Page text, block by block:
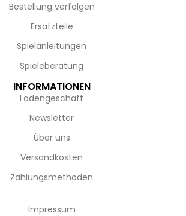
Bestellung verfolgen
Ersatzteile
Spielanleitungen
Spieleberatung
INFORMATIONEN
Ladengeschäft
Newsletter
Über uns
Versandkosten
Zahlungsmethoden
Impressum